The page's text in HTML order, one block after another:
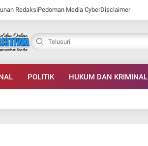
RedaksiPedoman Media CyberDisclaimer
POLITIK HUKUM DAN KRIMINAL